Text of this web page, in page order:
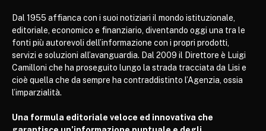
Dal 1955 affianca con i suoi notiziari il mondo istituzionale,
editoriale, economico e finanziario, diventando oggi una tra le
fonti più autorevoli dell’informazione con i propri prodotti,
servizi e soluzioni all’avanguardia. Dal 2009 il Direttore è Luigi
Camilloni che ha proseguito lungo la strada tracciata da Lisi e
cioè quella che da sempre ha contraddistinto l’Agenzia, ossia
l’imparzialità.
Una formula editoriale veloce ed innovativa che